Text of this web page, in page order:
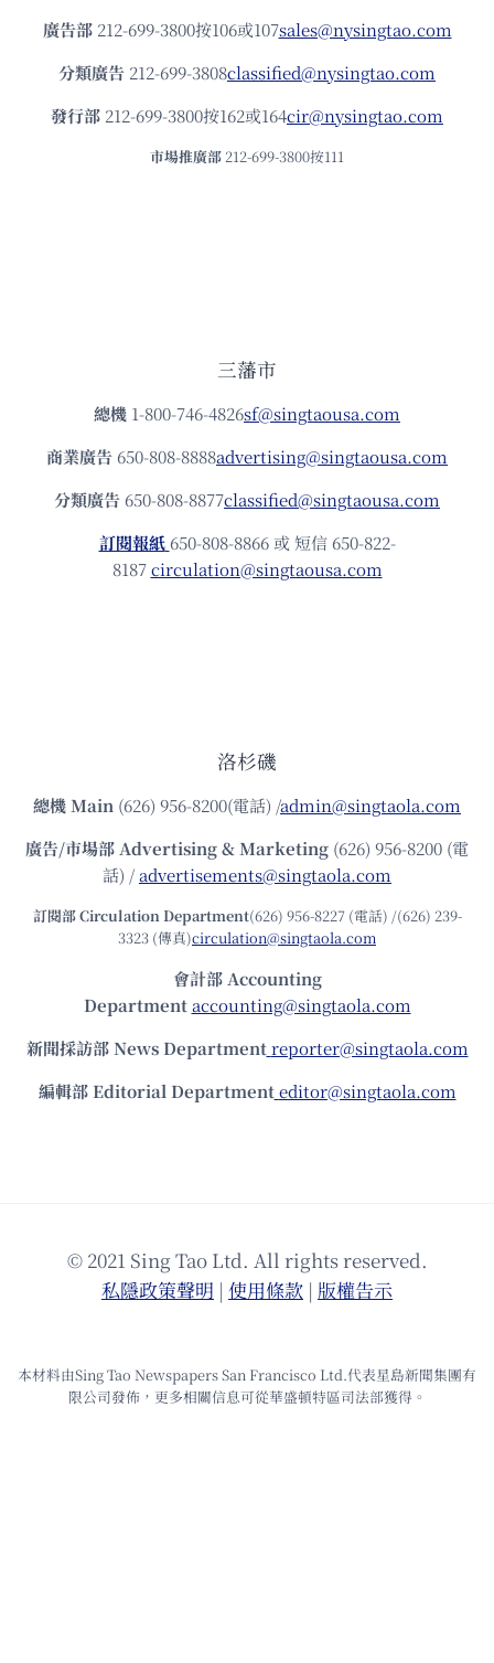
廣告部212-699-3800按106或107sales@nysingtao.com
分類廣告 212-699-3808classified@nysingtao.com
發⾏部 212-699-3800按162或164cir@nysingtao.com
市場推廣部 212-699-3800按111
三藩市
總機 1-800-746-4826sf@singtaousa.com
商業廣告 650-808-8888advertising@singtaousa.com
分類廣告 650-808-8877classified@singtaousa.com
訂閱報紙 650-808-8866 或 短信 650-822-
8187circulation@singtaousa.com
洛杉磯
總機Main (626) 956-8200(電話) /admin@singtaola.com
廣告/市場部Advertising & Marketing (626) 956-8200 (電
話) /advertisements@singtaola.com
訂閱部 Circulation Department(626) 956-8227 (電話) /(626) 239-
3323 (傳真)circulation@singtaola.com
會計部 Accounting
Department accounting@singtaola.com
新聞採訪部 News Department reporter@singtaola.com
編輯部 Editorial Department editor@singtaola.com
© 2021 Sing Tao Ltd. All rights reserved.
私隱政策聲明 | 使⽤條款 | 版權告⽰
本材料由Sing Tao Newspapers San Francisco Ltd.代表星島新聞集團有
限公司發佈，更多相關信息可從華盛頓特區司法部獲得。